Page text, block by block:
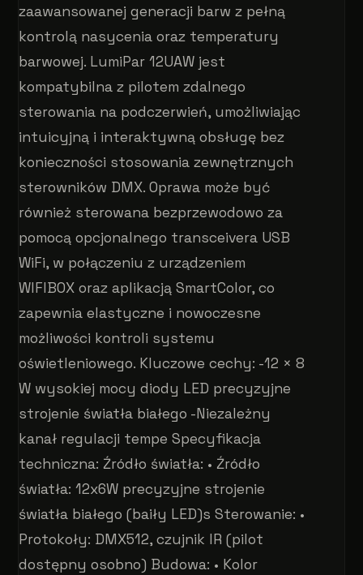
zaawansowanej generacji barw z pełną
kontrolą nasycenia oraz temperatury
barwowej. LumiPar 12UAW jest
kompatybilna z pilotem zdalnego
sterowania na podczerwień, umożliwiając
intuicyjną i interaktywną obsługę bez
konieczności stosowania zewnętrznych
sterowników DMX. Oprawa może być
również sterowana bezprzewodowo za
pomocą opcjonalnego transceivera USB
WiFi, w połączeniu z urządzeniem
WIFIBOX oraz aplikacją SmartColor, co
zapewnia elastyczne i nowoczesne
możliwości kontroli systemu
oświetleniowego. Kluczowe cechy: -12 × 8
W wysokiej mocy diody LED precyzyjne
strojenie światła białego -Niezależny
kanał regulacji tempe Specyfikacja
techniczna: Źródło światła: • Źródło
światła: 12x6W precyzyjne strojenie
światła białego (baiły LED)s Sterowanie: •
Protokoły: DMX512, czujnik IR (pilot
dostępny osobno) Budowa: • Kolor